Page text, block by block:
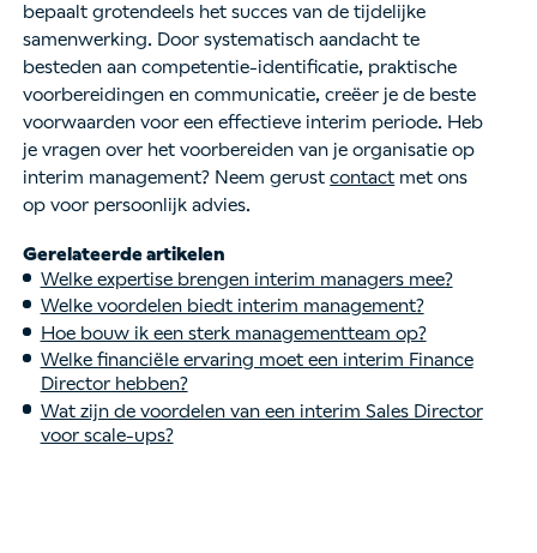
bepaalt grotendeels het succes van de tijdelijke
samenwerking. Door systematisch aandacht te
besteden aan competentie-identificatie, praktische
voorbereidingen en communicatie, creëer je de beste
voorwaarden voor een effectieve interim periode. Heb
je vragen over het voorbereiden van je organisatie op
interim management? Neem gerustcontact met ons
op voor persoonlijk advies.
Gerelateerde artikelen
Welke expertise brengen interim managers mee?
Welke voordelen biedt interim management?
Hoe bouw ik een sterk managementteam op?
Welke financiële ervaring moet een interim Finance
Director hebben?
Wat zijn de voordelen van een interim Sales Director
voor scale-ups?